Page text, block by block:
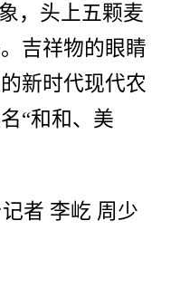
，头上五颗麦
吉祥物的眼睛
新时代现代农
“和和、美
者 李屹 周少